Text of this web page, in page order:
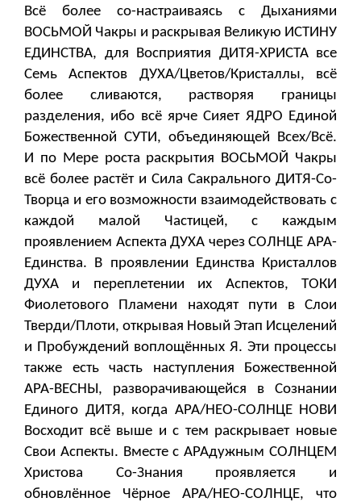
Всё более со-настраиваясь с Дыханиями
ВОСЬМОЙ Чакры и раскрывая Великую ИСТИНУ
ЕДИНСТВА, для Восприятия ДИТЯ-ХРИСТА все
Семь Аспектов ДУХА/Цветов/Кристаллы, всё
более сливаются, растворяя границы
разделения, ибо всё ярче Сияет ЯДРО Единой
Божественной СУТИ, объединяющей Всех/Всё.
И по Мере роста раскрытия ВОСЬМОЙ Чакры
всё более растёт и Сила Сакрального ДИТЯ-Со-
Творца и его возможности взаимодействовать с
каждой малой Частицей, с каждым
проявлением Аспекта ДУХА через СОЛНЦЕ АРА-
Единства. В проявлении Единства Кристаллов
ДУХА и переплетении их Аспектов, ТОКИ
Фиолетового Пламени находят пути в Слои
Тверди/Плоти, открывая Новый Этап Исцелений
и Пробуждений воплощённых Я. Эти процессы
также есть часть наступления Божественной
АРА-ВЕСНЫ, разворачивающейся в Сознании
Единого ДИТЯ, когда АРА/НЕО-СОЛНЦЕ НОВИ
Восходит всё выше и с тем раскрывает новые
Свои Аспекты. Вместе с АРАдужным СОЛНЦЕМ
Христова Со-Знания проявляется и
обновлённое Чёрное АРА/НЕО-СОЛНЦЕ, что